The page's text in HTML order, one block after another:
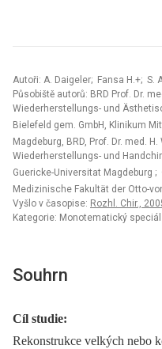
Autoři: A. Daigeler; Fansa H.+; S.
Působiště autorů: BRD Prof. Dr.
Wiederherstellungs- und
Bielefeld gem. GmbH, Klinikum
Magdeburg, BRD, Prof. Dr. med. H.
Wiederherstellungs- und
Guericke-Universitat Magdeburg ;
Medizinische Fakultät der Otto-
Vyšlo v časopise: Rozhl. Chir.,
Kategorie: Monotematický
Souhrn
Cíl studie:
Rekonstrukce velkých nebo